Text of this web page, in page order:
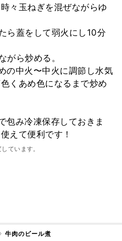
々玉ねぎを混ぜながらゆ
ら蓋をして弱火にし10分
がら炒める。
の中火〜中火に調節し水気
くあめ色になるまで炒め
包み冷凍保存しておきま
えて便利です！
ています。
牛肉のビール煮